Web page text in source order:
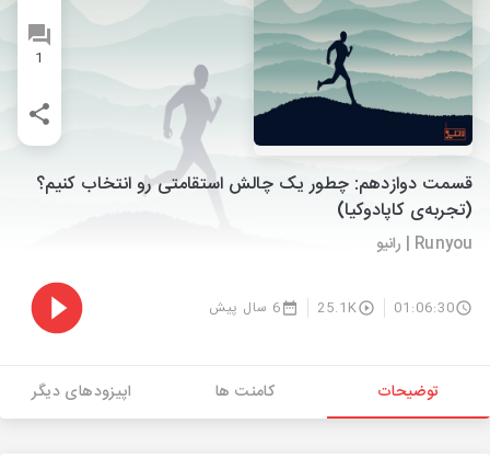
1
قسمت دوازدهم: چطور یک چالش استقامتی رو انتخاب کنیم؟
(تجربه‌ی کاپادوکیا)
Runyou | رانیو
01:06:30
25.1K 6 سال پیش
توضیحات کامنت ها اپیزودهای دیگر